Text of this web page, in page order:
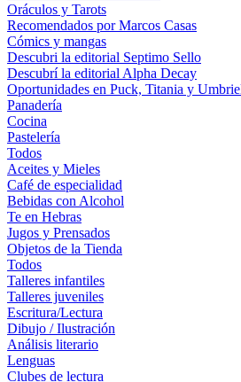
Oráculos y Tarots
Recomendados por Marcos Casas
Cómics y mangas
Descubri la editorial Septimo Sello
Descubrí la editorial Alpha Decay
Oportunidades en Puck, Titania y
Panadería
Cocina
Pastelería
Todos
Aceites y Mieles
Café de especialidad
Bebidas con Alcohol
Te en Hebras
Jugos y Prensados
Objetos de la Tienda
Todos
Talleres infantiles
Talleres juveniles
Escritura/Lectura
Dibujo / Ilustración
Análisis literario
Lenguas
Clubes de lectura